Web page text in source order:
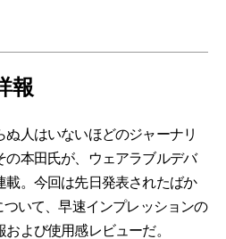
報
人はいないほどのジャーナリ
の本田氏が、ウェアラブルデバ
載。今回は先日発表されたばか
ついて、早速インプレッションの
よび使用感レビューだ。